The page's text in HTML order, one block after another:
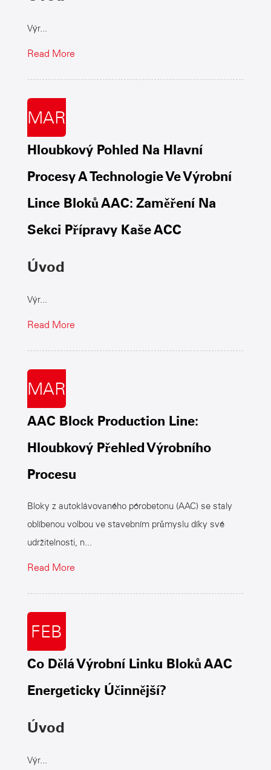
Výr...
Read More
MAR
Hloubkový Pohled Na Hlavní
Procesy A Technologie Ve Výrobní
Lince Bloků AAC: Zaměření Na
Sekci Přípravy Kaše ACC
Úvod
Výr...
Read More
MAR
AAC Block Production Line:
Hloubkový Přehled Výrobního
Procesu
Bloky z autoklávovaného pórobetonu (AAC) se staly
oblíbenou volbou ve stavebním průmyslu díky své
udržitelnosti, n...
Read More
FEB
Co Dělá Výrobní Linku Bloků AAC
Energeticky Účinnější?
Úvod
Výr...